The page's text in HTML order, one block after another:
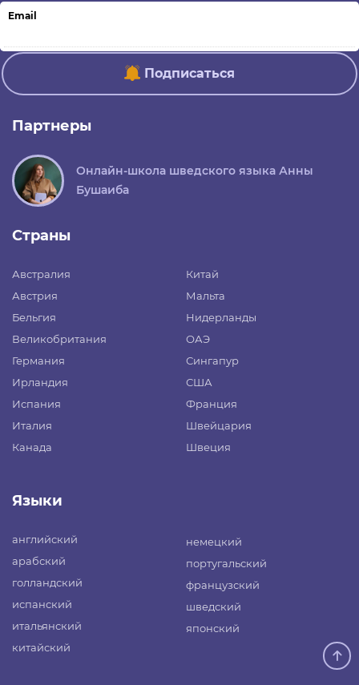
Email
Подписаться
Партнеры
Онлайн-школа шведского языка Анны
Бушаиба
Страны
Австралия
Австрия
Бельгия
Великобритания
Германия
Ирландия
Испания
Италия
Канада
Китай
Мальта
Нидерланды
ОАЭ
Сингапур
США
Франция
Швейцария
Швеция
Языки
английский
арабский
голландский
испанский
итальянский
китайский
немецкий
португальский
французский
шведский
японский